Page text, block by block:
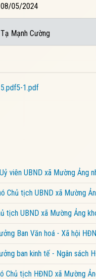
08/05/2024
Tạ Mạnh Cường
5.pdf5-1.pdf
viên UBND xã Mường Ảng
Chủ tịch UBND xã Mường
tịch UBND xã Mường Ảng
Ban Văn hoá - Xã hội
ban kinh tế - Ngân sách
Chủ tịch HĐND xã Mường